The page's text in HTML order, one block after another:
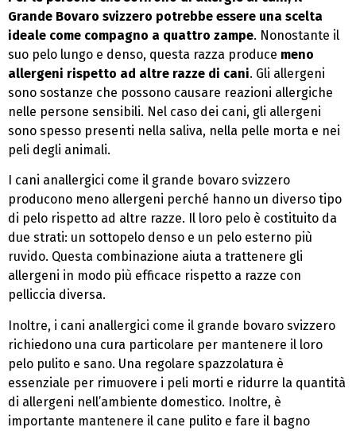
Grande Bovaro svizzero potrebbe essere una scelta
ideale come compagno a quattro zampe. Nonostante il
suo pelo lungo e denso, questa razza produce meno
allergeni rispetto ad altre razze di cani. Gli allergeni
sono sostanze che possono causare reazioni allergiche
nelle persone sensibili. Nel caso dei cani, gli allergeni
sono spesso presenti nella saliva, nella pelle morta e nei
peli degli animali.
I cani anallergici come il grande bovaro svizzero
producono meno allergeni perché hanno un diverso tipo
di pelo rispetto ad altre razze. Il loro pelo è costituito da
due strati: un sottopelo denso e un pelo esterno più
ruvido. Questa combinazione aiuta a trattenere gli
allergeni in modo più efficace rispetto a razze con
pelliccia diversa.
Inoltre, i cani anallergici come il grande bovaro svizzero
richiedono una cura particolare per mantenere il loro
pelo pulito e sano. Una regolare spazzolatura è
essenziale per rimuovere i peli morti e ridurre la quantità
di allergeni nell’ambiente domestico. Inoltre, è
importante mantenere il cane pulito e fare il bagno